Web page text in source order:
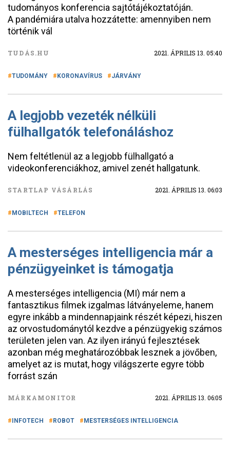
tudományos konferencia sajtótájékoztatóján.
A pandémiára utalva hozzátette: amennyiben nem
történik vál
TUDÁS.HU 2021. ÁPRILIS 13. 05:40
TUDOMÁNY KORONAVÍRUS JÁRVÁNY
A legjobb vezeték nélküli
fülhallgatók telefonáláshoz
Nem feltétlenül az a legjobb fülhallgató a
videokonferenciákhoz, amivel zenét hallgatunk.
STARTLAP VÁSÁRLÁS 2021. ÁPRILIS 13. 06:03
MOBILTECH TELEFON
A mesterséges intelligencia már a
pénzügyeinket is támogatja
A mesterséges intelligencia (MI) már nem a
fantasztikus filmek izgalmas látványeleme, hanem
egyre inkább a mindennapjaink részét képezi, hiszen
az orvostudománytól kezdve a pénzügyekig számos
területen jelen van. Az ilyen irányú fejlesztések
azonban még meghatározóbbak lesznek a jövőben,
amelyet az is mutat, hogy világszerte egyre több
forrást szán
MÁRKAMONITOR 2021. ÁPRILIS 13. 06:05
INFOTECH ROBOT MESTERSÉGES INTELLIGENCIA